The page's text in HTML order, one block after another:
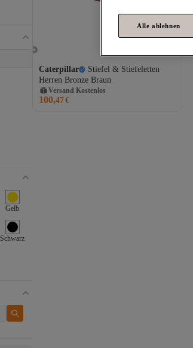
Caterpillar
Stiefel & Stiefeletten
Herren Bronze Braun
Versand Kostenlos
Gratis Versand
Versand Kostenlos
100,47€
Gelb
Schwarz
Alle ablehnen